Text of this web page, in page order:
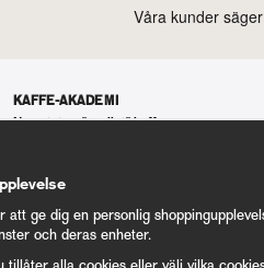
KAFFE-AKADEMI
Nyrostat vs "vanligt" kaffe
Eldsjälarna – Koppars kaffebönder
Koffeinfritt kaffe
För dig med Siemens espressomaskin
att ge dig en personlig
och deras enheter.